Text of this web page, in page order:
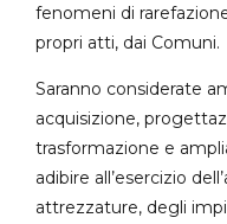
fenomeni di
propri atti, dai Comuni.
Saranno considerate
acquisizione,
trasformazione e
adibire all’esercizio
attrezzature, degli